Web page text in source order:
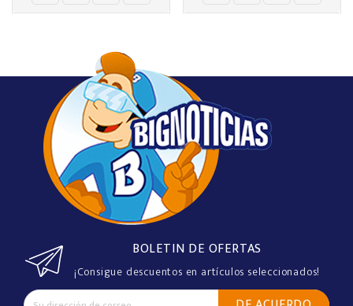
BOLETIN DE OFERTAS
¡Consigue descuentos en artículos seleccionados!